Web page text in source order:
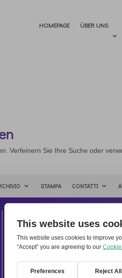
HOMEPAGE ÜBER UNS
Verfeinern Sie Ihre Suche oder
STAMPA CONTATTI
Internationales
Via Frascati 336, 00040
Tel. +39 06 94798302
this